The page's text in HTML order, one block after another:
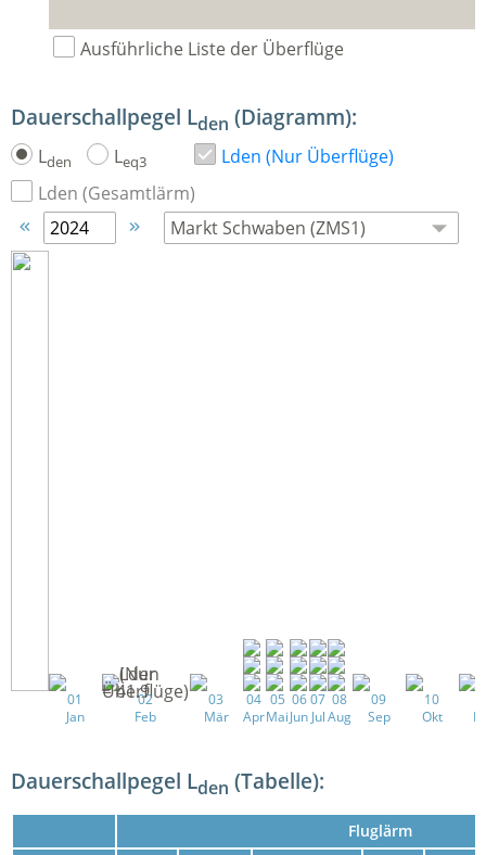
Ausführliche Liste der Überflüge
Dauerschallpegel Lden (Diagramm):
Lden Leq3
Lden (Nur Überflüge)
Lden (Gesamtlärm)
 
01
Jan
02
Feb
03
Mär
04
Apr
05
Mai
06
Jun
07
Jul
08
Aug
09
Sep
10
Okt
Dauerschallpegel Lden (Tabelle):
Fluglärm